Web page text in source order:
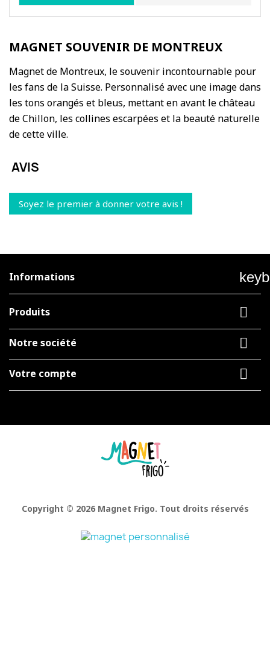
MAGNET SOUVENIR DE MONTREUX
Magnet de Montreux, le souvenir incontournable pour
les fans de la Suisse. Personnalisé avec une image dans
les tons orangés et bleus, mettant en avant le château
de Chillon, les collines escarpées et la beauté naturelle
de cette ville.
AVIS
Soyez le premier à donner votre avis !
Informations
Produits 
Notre société 
Votre compte 
Copyright © 2026 Magnet Frigo. Tout droits réservés